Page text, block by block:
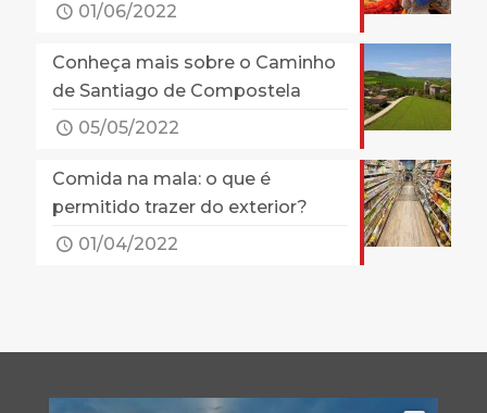
01/06/2022
Conheça mais sobre o Caminho
de Santiago de Compostela
05/05/2022
Comida na mala: o que é
permitido trazer do exterior?
01/04/2022